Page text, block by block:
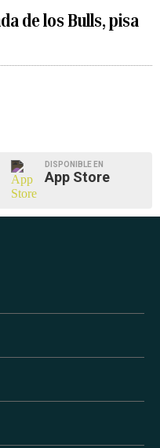
de los Bulls, pisa
DISPONIBLE EN
App Store